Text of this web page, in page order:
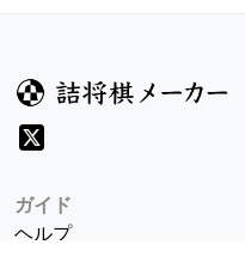
ガイド
ヘルプ